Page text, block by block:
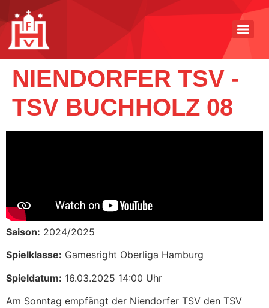
NIENDORFER TSV -
TSV BUCHHOLZ 08
Saison: 2024/2025
Spielklasse: Gamesright Oberliga Hamburg
Spieldatum: 16.03.2025 14:00 Uhr
Am Sonntag empfängt der Niendorfer TSV den TSV